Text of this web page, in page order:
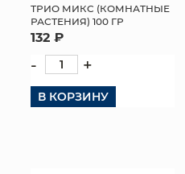
ТРИО МИКС (КОМНАТНЫЕ
РАСТЕНИЯ) 100 ГР
132 ₽
- +
В КОРЗИНУ